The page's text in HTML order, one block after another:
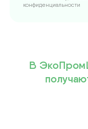
конфиденциальности
В